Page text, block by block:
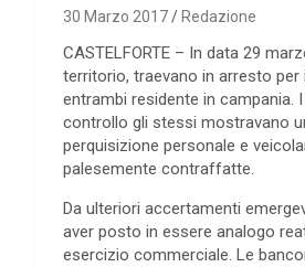
30 Marzo 2017 Redazione
CASTELFORTE – In data 29
territorio, traevano in arresto
entrambi residente in campania.
controllo gli stessi mostravano
perquisizione personale e
palesemente contraffatte.
Da ulteriori accertamenti
aver posto in essere analogo
esercizio commerciale. Le